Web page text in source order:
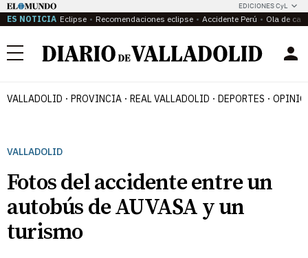
EDICIONES CyL
ES NOTICIA Eclipse Recomendaciones eclipse Accidente Perú Ola de
Menú
VALLADOLID PROVINCIA REAL VALLADOLID DEPORTES
VALLADOLID
Fotos del accidente entre un
autobús de AUVASA y un
turismo